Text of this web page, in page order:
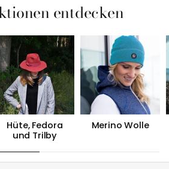
entdecken
Hüte, Fedora
und Trilby
Merino Wolle